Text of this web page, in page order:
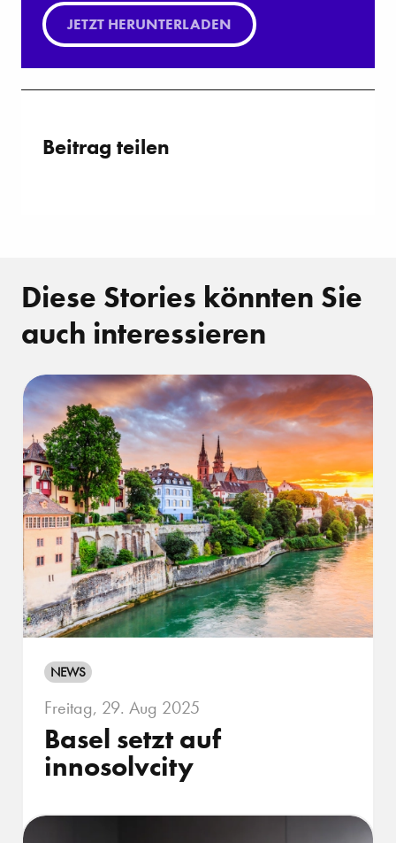
JETZT HERUNTERLADEN
Beitrag teilen
Diese Stories könnten Sie
auch interessieren
NEWS
Freitag, 29. Aug 2025
Basel setzt auf
innosolvcity